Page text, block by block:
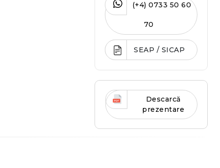
(+4) 0733 50 60
70
SEAP / SICAP
Descarcă
prezentare